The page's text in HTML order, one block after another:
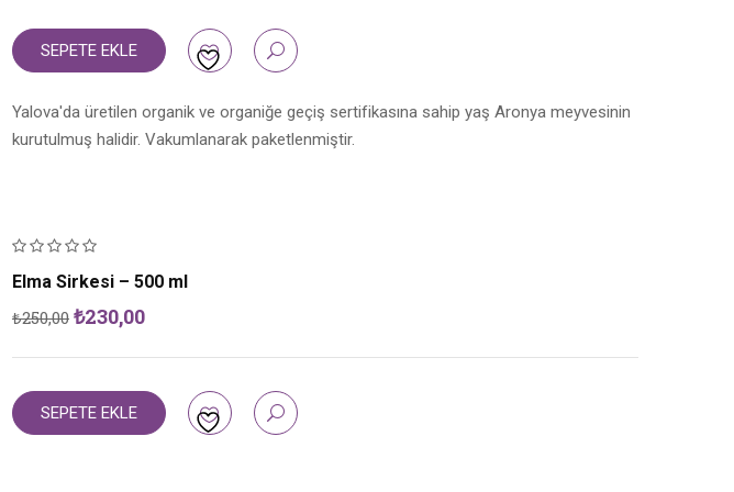
₺120,00.
SEPETE EKLE
Yalova'da üretilen organik ve organiğe geçiş sertifikasına sahip yaş Aronya meyvesinin
kurutulmuş halidir. Vakumlanarak paketlenmiştir.
Elma Sirkesi – 500 ml
₺250,00 Orijinal
₺230,00Şu
₺230,00.
SEPETE EKLE